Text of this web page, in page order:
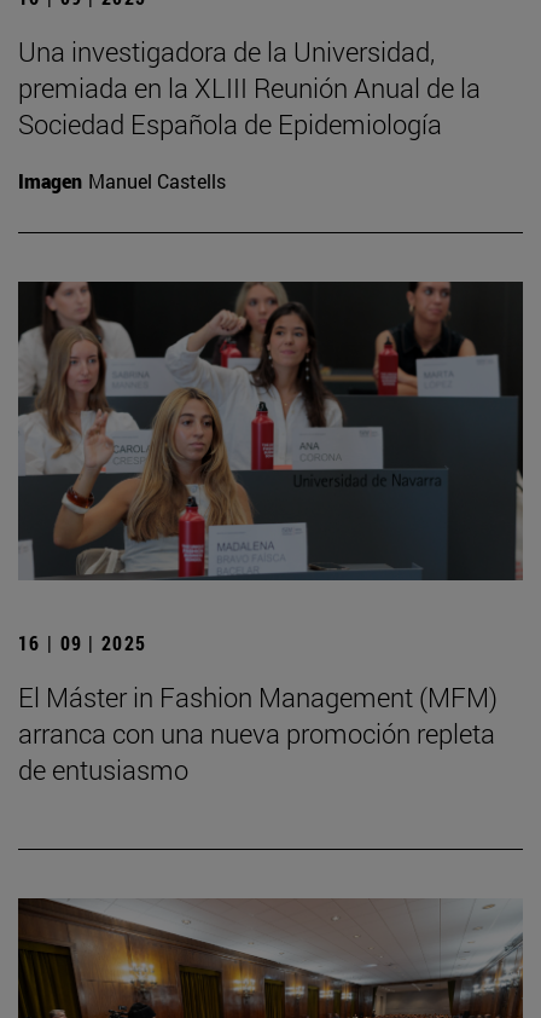
Una investigadora de la Universidad,
premiada en la XLIII Reunión Anual de la
Sociedad Española de Epidemiología
Imagen Manuel Castells
16 | 09 | 2025
El Máster in Fashion Management (MFM)
arranca con una nueva promoción repleta
de entusiasmo